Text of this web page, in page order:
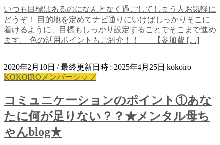
いつも目標はあるのになんとなく過ごしてしまう人お気軽に
どうぞ！ 目的地を定めてナビ通りにいけばしっかりそこに
着けるように、目標もしっかり設定することでそこまで進め
ます。 色の活用ポイントもご紹介！！ 【参加費 […]
2020年2月10日 / 最終更新日時 : 2025年4月25日 kokoiro
KOKOIROメンバーシップ
コミュニケーションのポイント①あな
たに何が足りない？？★メンタル母ち
ゃんblog★